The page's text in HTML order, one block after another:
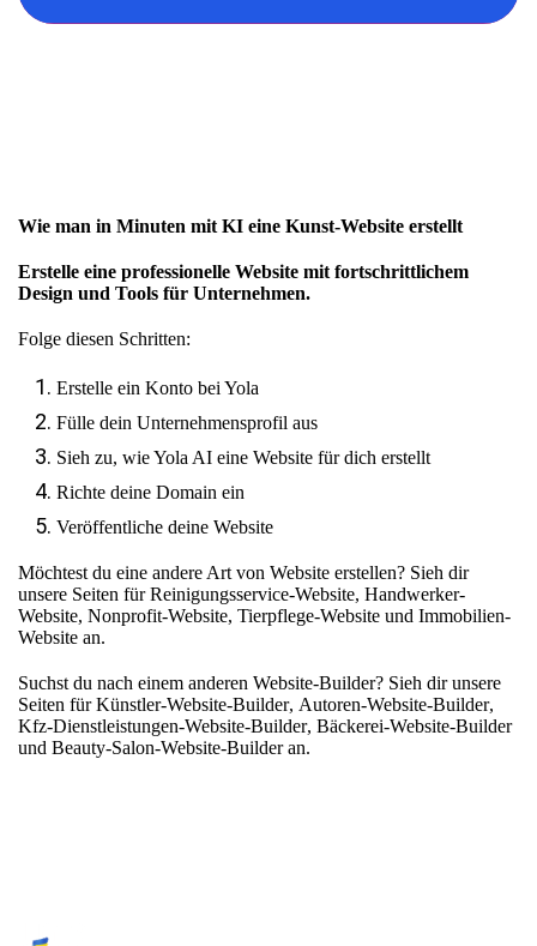
Wie man in Minuten mit KI eine Kunst-Website erstellt
Erstelle eine professionelle Website mit fortschrittlichem
Design und Tools für Unternehmen.
Folge diesen Schritten:
Erstelle ein Konto bei Yola
Fülle dein Unternehmensprofil aus
Sieh zu, wie Yola AI eine Website für dich erstellt
Richte deine Domain ein
Veröffentliche deine Website
Möchtest du eine andere Art von Website erstellen? Sieh dir
unsere Seiten fürReinigungsservice-Website, Handwerker-
Website, Nonprofit-Website, Tierpflege-Website und Immobilien-
Website an.
Suchst du nach einem anderen Website-Builder? Sieh dir unsere
Seiten fürKünstler-Website-Builder, Autoren-Website-Builder,
Kfz-Dienstleistungen-Website-Builder, Bäckerei-Website-Builder
und Beauty-Salon-Website-Builderan.